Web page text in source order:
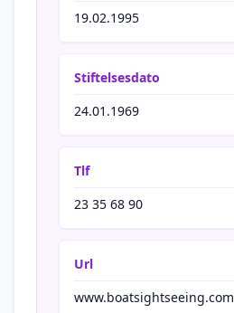
19.02.1995
Stiftelsesdato
24.01.1969
Tlf
23 35 68 90
Url
www.boatsightseeing.com